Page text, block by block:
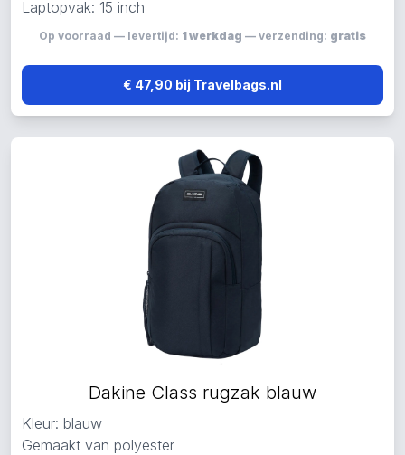
Laptopvak: 15 inch
Op voorraad — levertijd: 1 werkdag — verzending: gratis
€ 47,90 bij Travelbags.nl
Dakine Class rugzak blauw
Kleur: blauw
Gemaakt van polyester